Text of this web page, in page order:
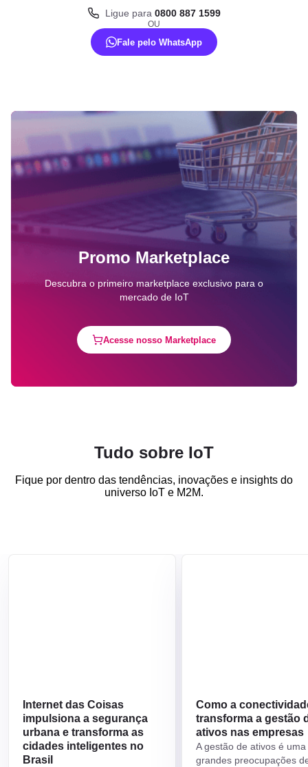
Ligue para 0800 887 1599
OU
Fale pelo WhatsApp
Promo Marketplace
Descubra o primeiro marketplace exclusivo para o
mercado de IoT
Acesse nosso Marketplace
Tudo sobre IoT
Fique por dentro das tendências, inovações e insights do
universo IoT e M2M.
Internet das Coisas
impulsiona a segurança
urbana e transforma as
cidades inteligentes no
Brasil
Como a
transforma a gestão
ativos nas empresas
A gestão de ativos é
grandes preocupações